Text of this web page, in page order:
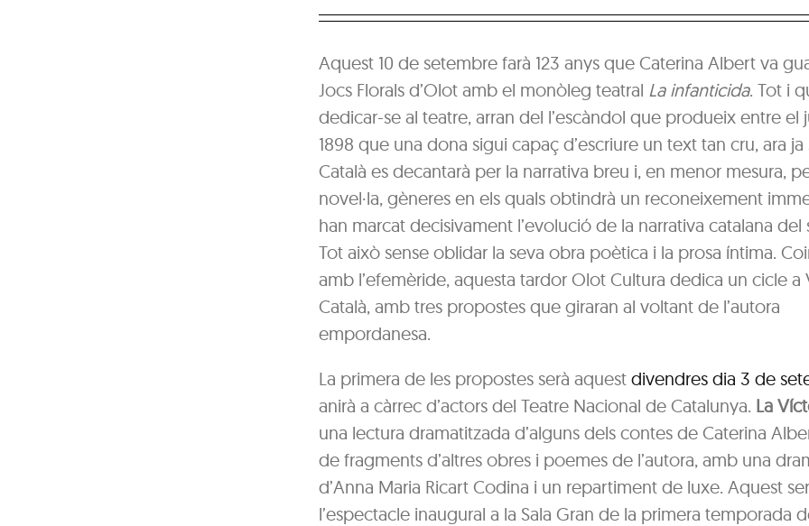
Aquest 10 de setembre farà 123 anys que Caterina Albert va
Jocs Florals d’Olot amb el monòleg teatral La infanticida. Tot i
dedicar-se al teatre, arran del l’escàndol que produeix entre el
1898 que una dona sigui capaç d’escriure un text tan cru, ara
Català es decantarà per la narrativa breu i, en menor mesura,
novel·la, gèneres en els quals obtindrà un reconeixement
han marcat decisivament l’evolució de la narrativa catalana del
Tot això sense oblidar la seva obra poètica i la prosa íntima.
amb l’efemèride, aquesta tardor Olot Cultura dedica un cicle a
Català, amb tres propostes que giraran al voltant de l’autora
empordanesa.
La primera de les propostes serà aquestdivendres dia 3 de
anirà a càrrec d’actors del Teatre Nacional de Catalunya. La
una lectura dramatitzada d’alguns dels contes de Caterina
de fragments d’altres obres i poemes de l’autora, amb una
d’Anna Maria Ricart Codina i un repartiment de luxe. Aquest
l’espectacle inaugural a la Sala Gran de la primera temporada